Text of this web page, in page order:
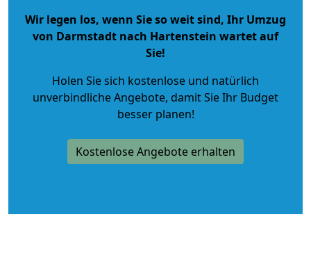
Wir legen los, wenn Sie so weit sind, Ihr Umzug
von Darmstadt nach Hartenstein wartet auf
Sie!
Holen Sie sich kostenlose und natürlich
unverbindliche Angebote, damit Sie Ihr Budget
besser planen!
Kostenlose Angebote erhalten